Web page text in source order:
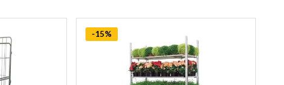
-15%